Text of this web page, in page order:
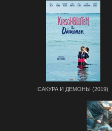
САКУРА И ДЕМОНЫ (2019)